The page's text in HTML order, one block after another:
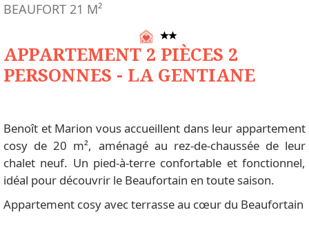
APPARTEMENT 2 PIÈCES 2
PERSONNES - LA GENTIANE
BEAUFORT 21 M²
Benoît et Marion vous accueillent dans leur appartement
cosy de 20 m², aménagé au rez-de-chaussée de leur
chalet neuf. Un pied-à-terre confortable et fonctionnel,
idéal pour découvrir le Beaufortain en toute saison.
Appartement cosy avec terrasse au cœur du Beaufortain